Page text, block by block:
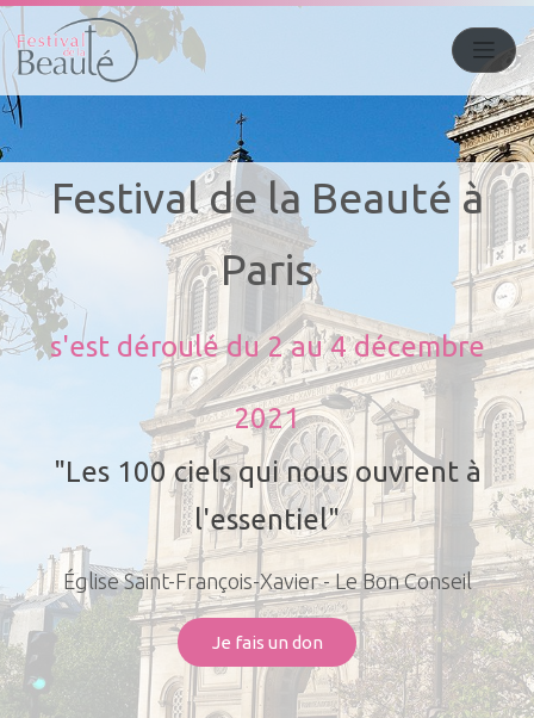
Festival de la Beauté à
Paris
s'est déroulé du2 au 4 décembre
2021
"Les 100 ciels qui nous ouvrent à
l'essentiel"
Église Saint-François-Xavier - Le Bon Conseil
Je fais un don